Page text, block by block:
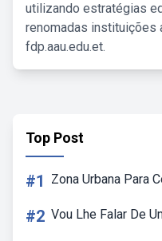
utilizando estratégias
renomadas instituições
fdp.aau.edu.et.
Top Post
#1 Zona Urbana Para
#2 Vou Lhe Falar De